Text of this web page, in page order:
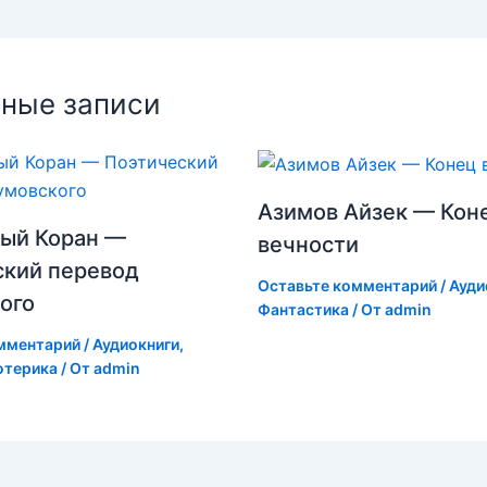
записи
Коран —
перевод
/Аудиокниги,
/ Отadmin
Азимов Айзек —
вечности
Оставьте комментарий /
Фантастика/ Отadmin